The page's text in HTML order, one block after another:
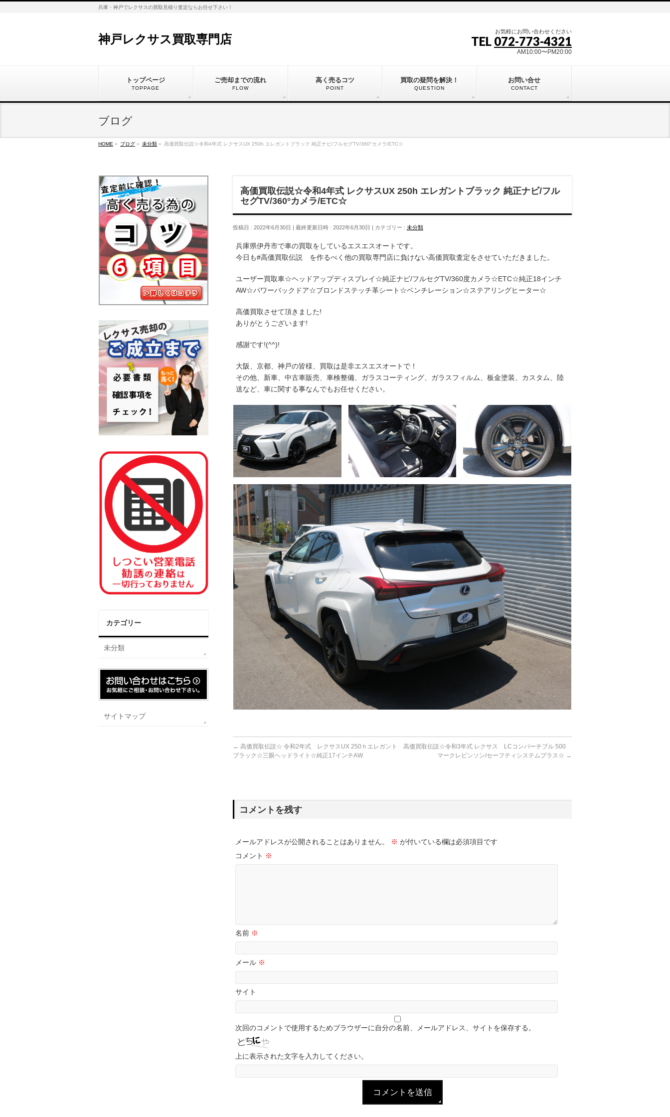
兵庫・神戸でレクサスの買取見積り査定ならお任せ下さい！
神戸レクサス買取専門店
お気軽にお問い合わせください
TEL 072-773-4321
AM10:00〜PM20:00
トップページ
TOPPAGE
ご売却までの流れ
FLOW
高く売るコツ
POINT
買取の疑問を解決！
QUESTION
お問い合せ
CONTACT
ブログ
HOME » ブログ » 未分類 » 高価買取伝説☆令和4年式 レクサスUX 250h エレガントブラック 純正ナビ/フルセグTV/360°カメラ/ETC☆
高価買取伝説☆令和4年式 レクサスUX 250h エレガントブラック 純正ナビ/フル
セグTV/360°カメラ/ETC☆
投稿日 : 2022年6月30日 最終更新日時 : 2022年6月30日 カテゴリー : 未分類
兵庫県伊丹市で車の買取をしているエスエスオートです。
今日も#高価買取伝説 を作るべく他の買取専門店に負けない高価買取査定をさせていただきました。
ユーザー買取車☆ヘッドアップディスプレイ☆純正ナビ/フルセグTV/360度カメラ☆ETC☆純正18インチ
AW☆パワーバックドア☆ブロンドステッチ革シート☆ベンチレーション☆ステアリングヒーター☆
高価買取させて頂きました!
ありがとうございます!
感謝です!(^^)!
大阪、京都、神戸の皆様、買取は是非エスエスオートで！
その他、新車、中古車販売、車検整備、ガラスコーティング、ガラスフィルム、板金塗装、カスタム、陸
送など、車に関する事なんでもお任せください。
← 高価買取伝説☆ 令和2年式 レクサスUX 250ｈエレガント
ブラック☆三眼ヘッドライト☆純正17インチAW
高価買取伝説☆令和3年式 レクサス LCコンバーチブル 500
マークレビンソン/セーフティシステムプラス☆ →
コメントを残す
メールアドレスが公開されることはありません。 ※ が付いている欄は必須項目です
コメント ※
名前 ※
メール ※
サイト
次回のコメントで使用するためブラウザーに自分の名前、メールアドレス、サイトを保存する。
上に表示された文字を入力してください。
カテゴリー
未分類
サイトマップ